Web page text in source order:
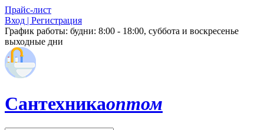
Прайс-лист
Вход | Регистрация
График работы: будни: 8:00 - 18:00, суббота и воскресенье
выходные дни
Сантехникаоптом